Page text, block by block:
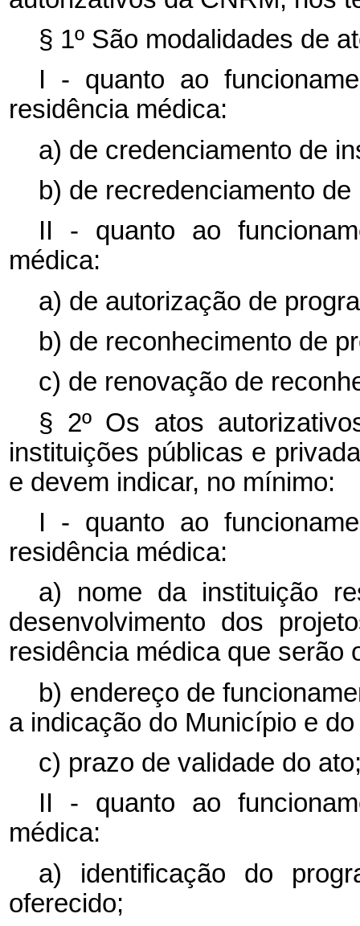
§ 1º São modalidades de
I - quanto ao
residência médica:
a) de credenciamento de
b) de recredenciamento
II - quanto ao
médica:
a) de autorização de
b) de reconhecimento de
c) de renovação de
§ 2º Os atos
instituições públicas e
e devem indicar, no mínimo:
I - quanto ao
residência médica:
a) nome da instituição
desenvolvimento dos
residência médica que serão
b) endereço de
a indicação do Município e
c) prazo de validade do
II - quanto ao
médica:
a) identificação do
oferecido;